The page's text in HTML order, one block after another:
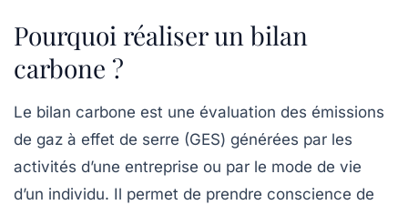
Pourquoi réaliser un bilan
carbone ?
Le bilan carbone est une évaluation des émissions
de gaz à effet de serre (GES) générées par les
activités d’une entreprise ou par le mode de vie
d’un individu. Il permet de prendre conscience de